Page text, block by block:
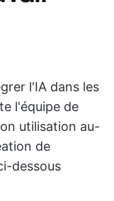
l'IA dans les
l'équipe de
utilisation au-
de
dessous